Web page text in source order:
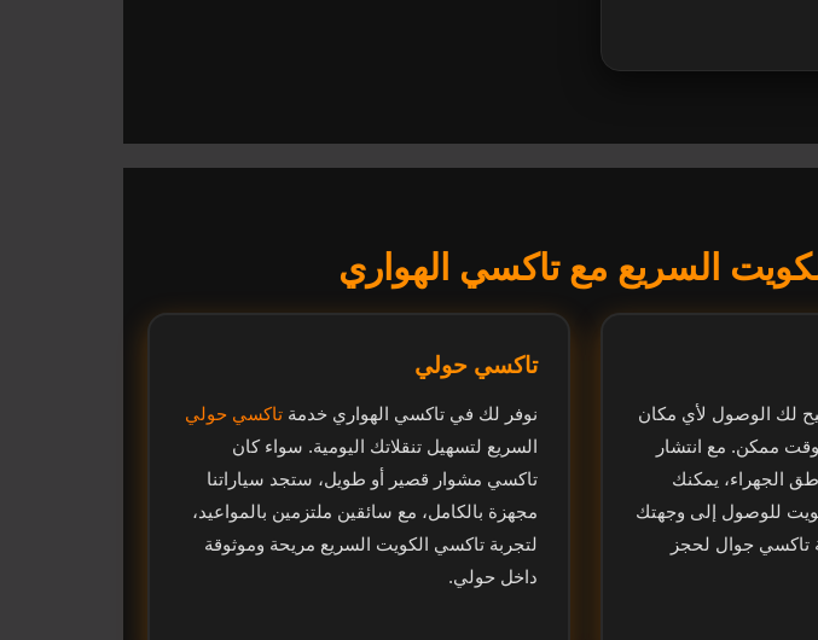
السريع مع تاكسي الهواري
لك الوصول لأي مكان
ممكن. مع انتشار
الجهراء، يمكنك
للوصول إلى وجهتك
تاكسي جوال لحجز
تاكسي حولي
نوفر لك في تاكسي الهواري خدمة تاكسي حولي
السريع لتسهيل تنقلاتك اليومية. سواء كان
تاكسي مشوار قصير أو طويل، ستجد سياراتنا
مجهزة بالكامل، مع سائقين ملتزمين بالمواعيد،
لتجربة تاكسي الكويت السريع مريحة وموثوقة
داخل حولي.